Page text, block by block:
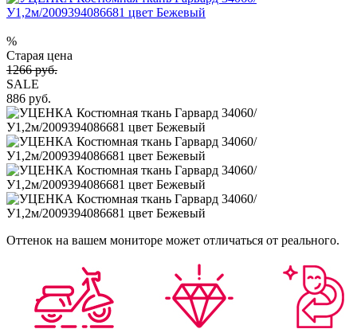
%
Старая цена
1266 руб.
SALE
886 руб.
Оттенок на вашем мониторе может отличаться от реального.